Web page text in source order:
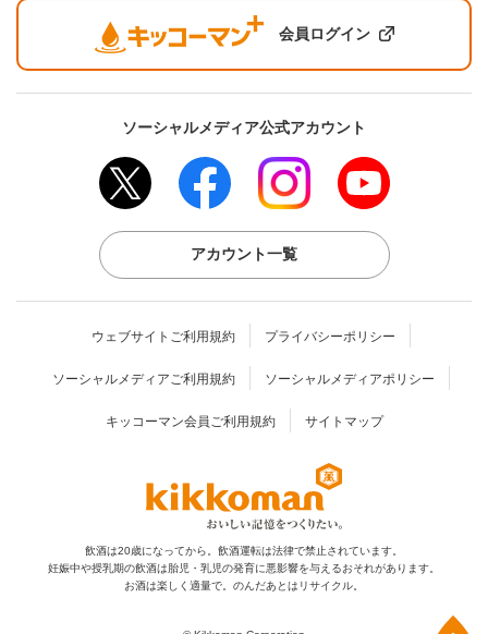
会員ログイン
ソーシャルメディア公式アカウント
アカウント一覧
ウェブサイトご利用規約 プライバシーポリシー
ソーシャルメディアご利用規約 ソーシャルメディアポリシー
キッコーマン会員ご利用規約 サイトマップ
飲酒は20歳になってから。飲酒運転は法律で禁止されています。
妊娠中や授乳期の飲酒は胎児・乳児の発育に悪影響を与えるおそれがあります。
お酒は楽しく適量で。のんだあとはリサイクル。